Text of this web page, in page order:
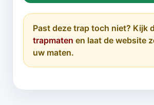
Past deze trap toch niet? Kijk
trapmaten en laat de website
uw maten.